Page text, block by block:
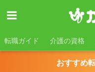
転職ガイド 介護の資格
おすすめ